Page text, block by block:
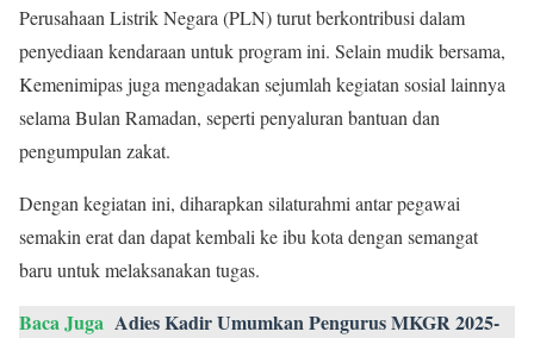
Perusahaan Listrik Negara (PLN) turut berkontribusi dalam
penyediaan kendaraan untuk program ini. Selain mudik bersama,
Kemenimipas juga mengadakan sejumlah kegiatan sosial lainnya
selama Bulan Ramadan, seperti penyaluran bantuan dan
pengumpulan zakat.
Dengan kegiatan ini, diharapkan silaturahmi antar pegawai
semakin erat dan dapat kembali ke ibu kota dengan semangat
baru untuk melaksanakan tugas.
Baca Juga Adies Kadir Umumkan Pengurus MKGR 2025-